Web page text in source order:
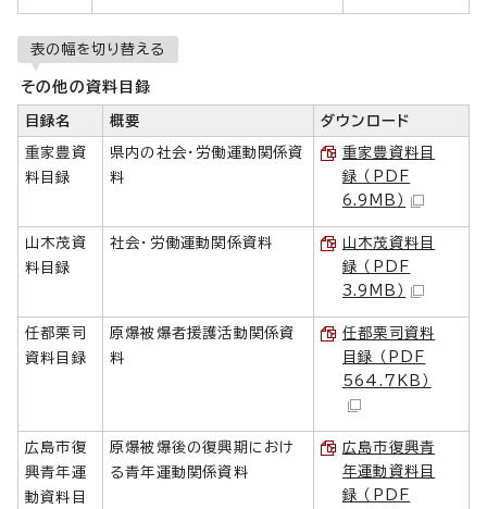
表の幅を切り替える
その他の資料目録
目録名 概要 ダウンロード
重家豊資
料目録
県内の社会・労働運動関係資
料
重家豊資料目
録 （PDF
6.9MB）
山木茂資
料目録
社会・労働運動関係資料
山木茂資料目
録 （PDF
3.9MB）
任都栗司
資料目録
原爆被爆者援護活動関係資
料
任都栗司資料
目録 （PDF
564.7KB）
広島市復
興青年運
動資料目
原爆被爆後の復興期におけ
る青年運動関係資料
広島市復興青
年運動資料目
録 （PDF